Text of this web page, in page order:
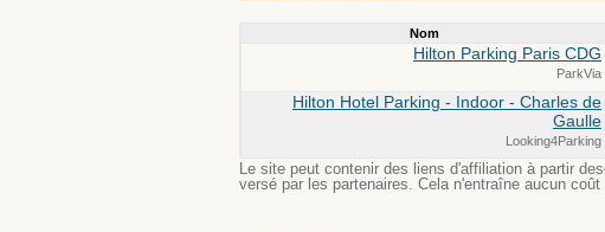
Nom
Hilton Parking Paris CDG
ParkVia
Hilton Hotel Parking - Indoor - Charles de
Gaulle
Looking4Parking
Le site peut contenir des liens d'affiliation à partir
versé par les partenaires. Cela n'entraîne aucun coût